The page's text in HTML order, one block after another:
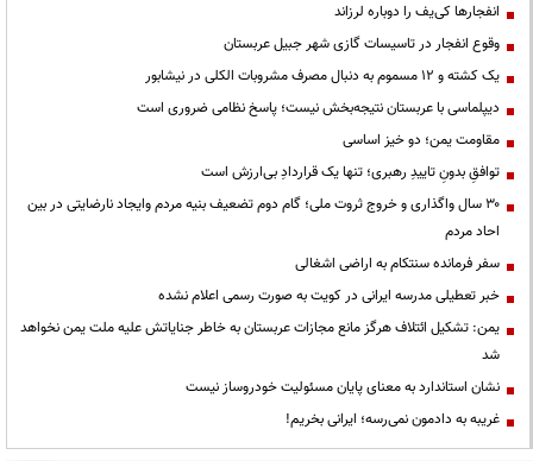
انفجارها کی‌یف را دوباره لرزاند
وقوع انفجار در تاسیسات گازی شهر جبیل عربستان
یک کشته و ۱۲ مسموم به دنبال مصرف مشروبات الکلی در نیشابور
دیپلماسی با عربستان نتیجه‌بخش نیست؛ پاسخ نظامی ضروری است
مقاومت یمن؛ دو خیز اساسی
توافقِ بدونِ تاییدِ رهبری؛ تنها یک قراردادِ بی‌ارزش است
۳۰ سال واگذاری و خروج ثروت ملی؛ گام دوم تضعیف بنیه مردم وایجاد نارضایتی در بین
احاد مردم
سفر فرمانده سنتکام به اراضی اشغالی
خبر تعطیلی مدرسه ایرانی در کویت به صورت رسمی اعلام نشده
یمن: تشکیل ائتلاف هرگز مانع مجازات عربستان به خاطر جنایاتش علیه ملت یمن نخواهد
شد
نشان استاندارد به معنای پایان مسئولیت خودروساز نیست
غریبه به دادمون نمی‌رسه؛ ایرانی بخریم!